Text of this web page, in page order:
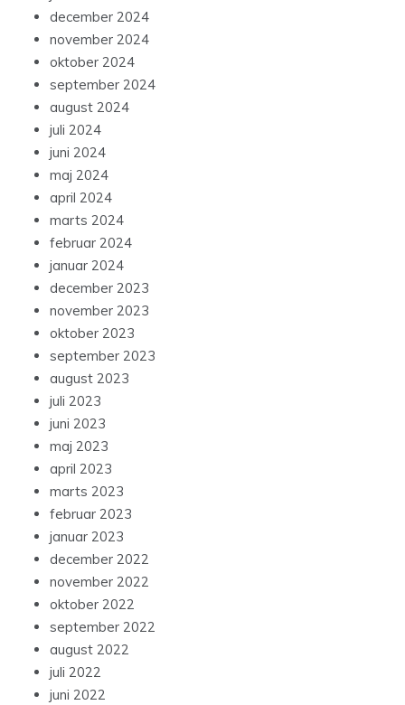
december 2024
november 2024
oktober 2024
september 2024
august 2024
juli 2024
juni 2024
maj 2024
april 2024
marts 2024
februar 2024
januar 2024
december 2023
november 2023
oktober 2023
september 2023
august 2023
juli 2023
juni 2023
maj 2023
april 2023
marts 2023
februar 2023
januar 2023
december 2022
november 2022
oktober 2022
september 2022
august 2022
juli 2022
juni 2022